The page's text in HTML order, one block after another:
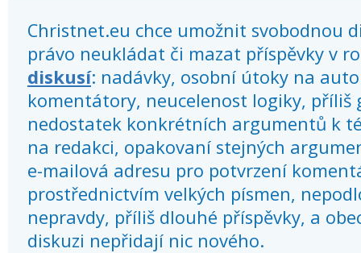
Christnet.eu chce umožnit svobodnou
právo neukládat či mazat příspěvky v
diskusí: nadávky, osobní útoky na
komentátory, neucelenost logiky, příliš
nedostatek konkrétních argumentů k
na redakci, opakovaní stejných
e-mailová adresu pro potvrzení
prostřednictvím velkých písmen,
nepravdy, příliš dlouhé příspěvky, a
diskuzi nepřidají nic nového.